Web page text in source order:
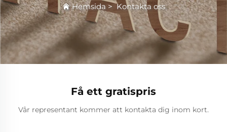
Hemsida>Kontakta oss
Få ett gratispris
Vår representant kommer att kontakta dig inom kort.